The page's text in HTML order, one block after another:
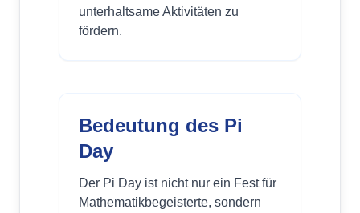
unterhaltsame Aktivitäten zu
fördern.
Bedeutung des Pi
Day
Der Pi Day ist nicht nur ein Fest für
Mathematikbegeisterte, sondern